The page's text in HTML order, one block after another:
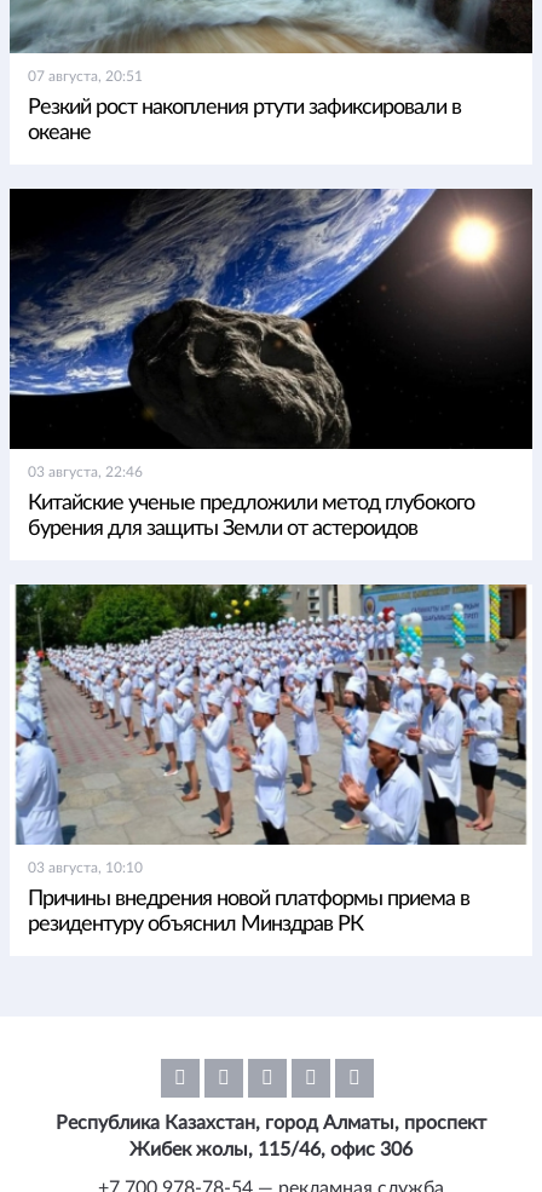
07 августа, 20:51
Резкий рост накопления ртути зафиксировали в
океане
03 августа, 22:46
Китайские ученые предложили метод глубокого
бурения для защиты Земли от астероидов
03 августа, 10:10
Причины внедрения новой платформы приема в
резидентуру объяснил Минздрав РК
Республика Казахстан, город Алматы, проспект
Жибек жолы, 115/46, офис 306